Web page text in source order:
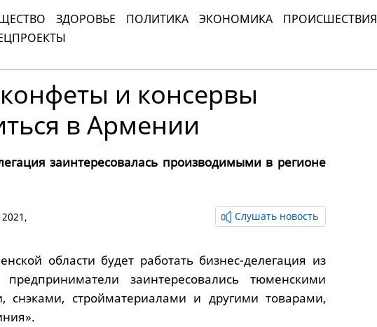
ЗДОРОВЬЕ ПОЛИТИКА ЭКОНОМИКА ПРОИСШЕСТВИЯ
и консервы
в Армении
заинтересовалась производимыми в регионе
Слушать новость
области будет работать бизнес-делегация из
заинтересовались тюменскими
снэками, стройматериалами и другими товарами,